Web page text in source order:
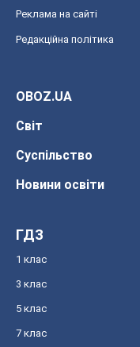
Реклама на сайті
Редакційна політика
OBOZ.UA
Світ
Суспільство
Новини освіти
ГДЗ
1 клас
3 клас
5 клас
7 клас